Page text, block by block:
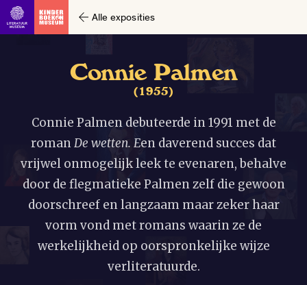
Alle exposities
Connie Palmen
(1955)
Connie Palmen debuteerde in 1991 met de
romanDe wetten. Een daverend succes dat
vrijwel onmogelijk leek te evenaren, behalve
door de flegmatieke Palmen zelf die gewoon
doorschreef en langzaam maar zeker haar
vorm vond met romans waarin ze de
werkelijkheid op oorspronkelijke wijze
verliteratuurde.